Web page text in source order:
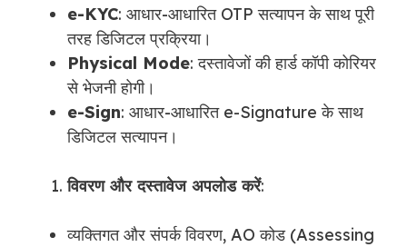
e-KYC: आधार-आधारित OTP सत्यापन के साथ पूरी
तरह डिजिटल प्रक्रिया।
Physical Mode: दस्तावेजों की हार्ड कॉपी कोरियर
से भेजनी होगी।
e-Sign: आधार-आधारित e-Signature के साथ
डिजिटल सत्यापन।
विवरण और दस्तावेज अपलोड करें:
व्यक्तिगत और संपर्क विवरण, AO कोड (Assessing